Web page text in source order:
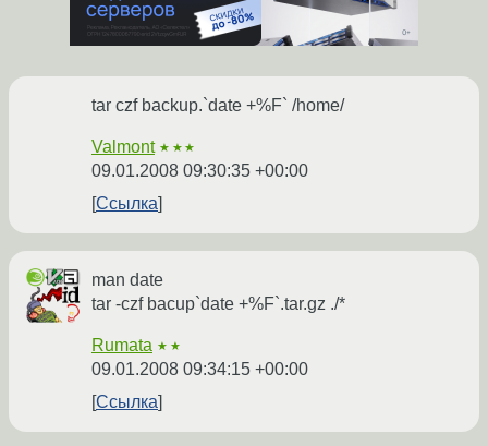
tar czf backup.`date +%F` /home/
Valmont ★★★
09.01.2008 09:30:35 +00:00
Ссылка
man date
tar -czf bacup`date +%F`.tar.gz ./*
Rumata ★★
09.01.2008 09:34:15 +00:00
Ссылка